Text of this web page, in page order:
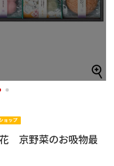
2
京野菜のお吸物最